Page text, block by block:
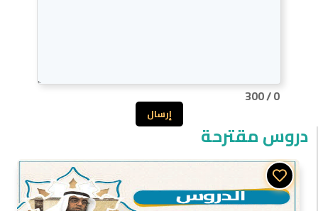
إرسال
0
/
300
دروس مقترحة